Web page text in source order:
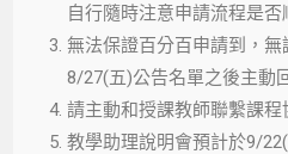
自行隨時注意申請流程是否
無法保證百分百申請到，
8/27(五)公告名單之後主動
請主動和授課教師聯繫課程
教學助理說明會預計於9/